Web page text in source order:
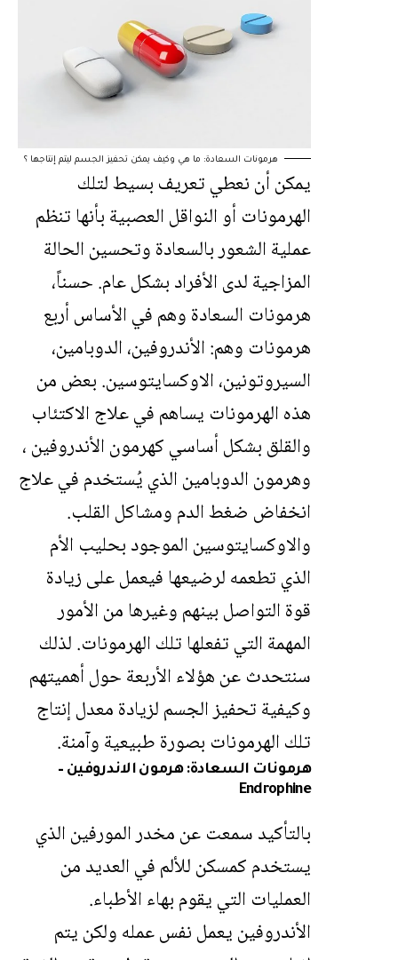
هرمونات السعادة: ما هي وكيف يمكن تحفيز الجسم ليتم إنتاجها ؟
يمكن أن نعطي تعريف بسيط لتلك
الهرمونات أو النواقل العصبية بأنها تنظم
عملية الشعور بالسعادة وتحسين الحالة
المزاجية لدى الأفراد بشكل عام. حسناً،
هرمونات السعادة وهم في الأساس أربع
هرمونات وهم: الأندروفين، الدوبامين،
السيروتونين، الاوكسايتوسين. بعض من
هذه الهرمونات يساهم في علاج الاكتئاب
والقلق بشكل أساسي كهرمونالأندروفين،
وهرمونالدوبامينالذي يُستخدم في علاج
انخفاض ضغط الدم ومشاكل القلب.
والاوكسايتوسين الموجود بحليب الأم
الذي تطعمه لرضيعها فيعمل على زيادة
قوة التواصل بينهم وغيرها من الأمور
المهمة التي تفعلها تلك الهرمونات. لذلك
سنتحدث عن هؤلاء الأربعة حول أهميتهم
وكيفية تحفيز الجسم لزيادة معدل إنتاج
تلك الهرمونات بصورة طبيعية وآمنة.
هرمونات السعادة: هرمون الاندروفين –
Endrophine
بالتأكيد سمعت عن مخدر المورفين الذي
يستخدم كمسكن للألم في العديد من
العمليات التي يقوم بهاء الأطباء.
الأندروفين يعمل نفس عمله ولكن يتم